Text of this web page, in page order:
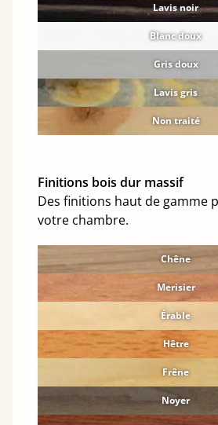
Lavis noir
Blanc doux
Gris doux
Lavis gris
Non traité
Finitions bois dur massif
Des finitions haut de gamme
votre chambre.
Chêne
Merisier
Érable
Hêtre
Frêne
Noyer